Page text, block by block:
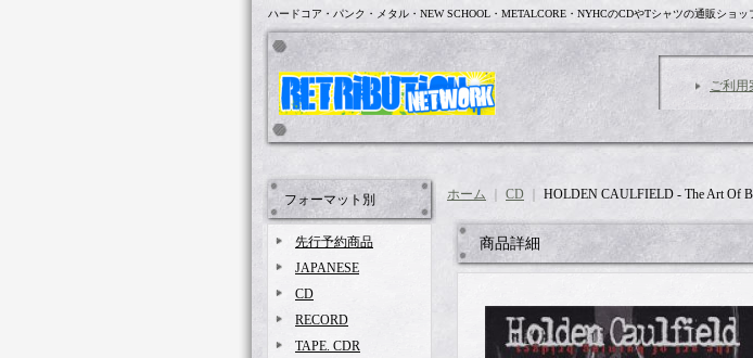
ハードコア・パンク・メタル・NEW SCHOOL・METALCORE・NYHCのCDやTシャツの通販ショッ
ご利用
フォーマット別
先行予約商品
JAPANESE
CD
RECORD
TAPE. CDR
ホーム CD HOLDEN CAULFIELD - The Art Of
商品詳細